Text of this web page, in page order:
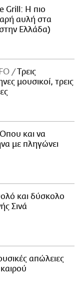
Grill: Η πιο
αυλή στα
Ελλάδα)
Tρεις
μουσικοί, τρεις
και να
με πληγώνει
και δύσκολο
Σινά
απώλειες